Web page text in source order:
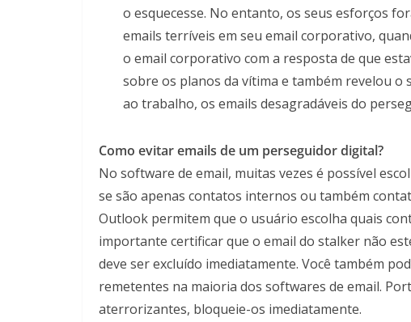
o esquecesse. No entanto, os seus esforços
emails terríveis em seu email corporativo,
o email corporativo com a resposta de que
sobre os planos da vítima e também revelou o
ao trabalho, os emails desagradáveis do
Como evitar emails de um perseguidor digital?
No software de email, muitas vezes é possível
se são apenas contatos internos ou também
Outlook permitem que o usuário escolha quais
importante certificar que o email do stalker não
deve ser excluído imediatamente. Você também
remetentes na maioria dos softwares de email.
aterrorizantes, bloqueie-os imediatamente.